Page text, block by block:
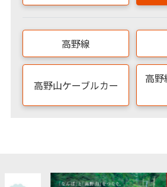
高野線
高野山ケーブルカー
高野